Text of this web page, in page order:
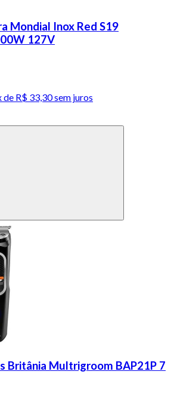
Mondial Inox Red S19
127V
de R$ 33,30 sem juros
Britânia Multrigroom BAP21P 7